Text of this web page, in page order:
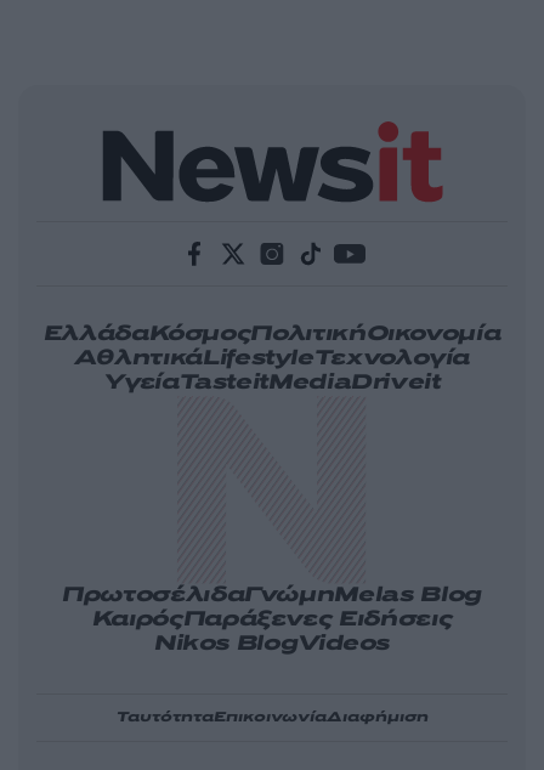
ΕλλάδαΚόσμοςΠολιτικήΟικονομία
ΑθλητικάLifestyleΤεχνολογία
ΥγείαTasteitMediaDriveit
ΠρωτοσέλιδαΓνώμηMelas Blog
ΚαιρόςΠαράξενες Ειδήσεις
Nikos BlogVideos
ΤαυτότηταΕπικοινωνίαΔιαφήμιση